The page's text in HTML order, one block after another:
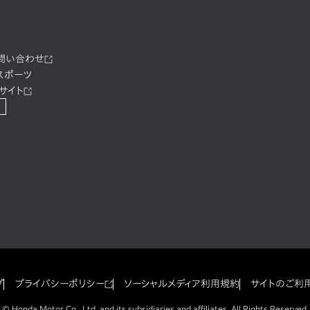
い合わせ
ポーツ
イト
プライバシーポリシー ソーシャルメディア利用規約 サイトのご利